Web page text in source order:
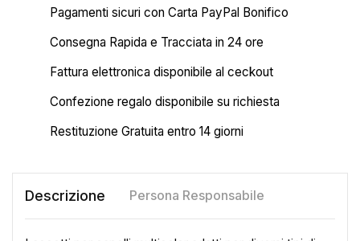
Pagamenti sicuri con Carta PayPal Bonifico
Consegna Rapida e Tracciata in 24 ore
Fattura elettronica disponibile al ceckout
Confezione regalo disponibile su richiesta
Restituzione Gratuita entro 14 giorni
Descrizione Persona Responsabile